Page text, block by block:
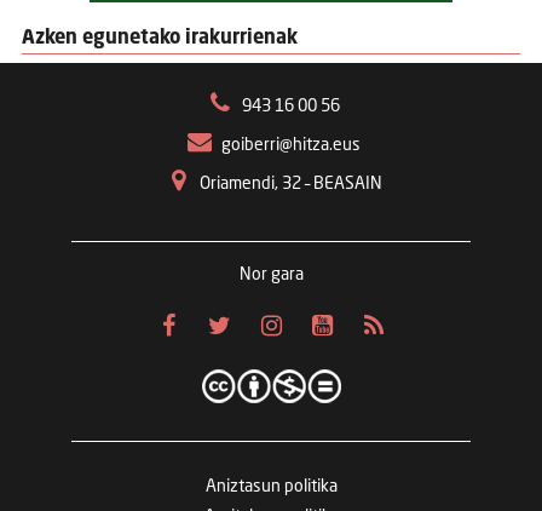
Azken egunetako irakurrienak
943 16 00 56
goiberri@hitza.eus
Oriamendi, 32 – BEASAIN
Nor gara
Aniztasun politika